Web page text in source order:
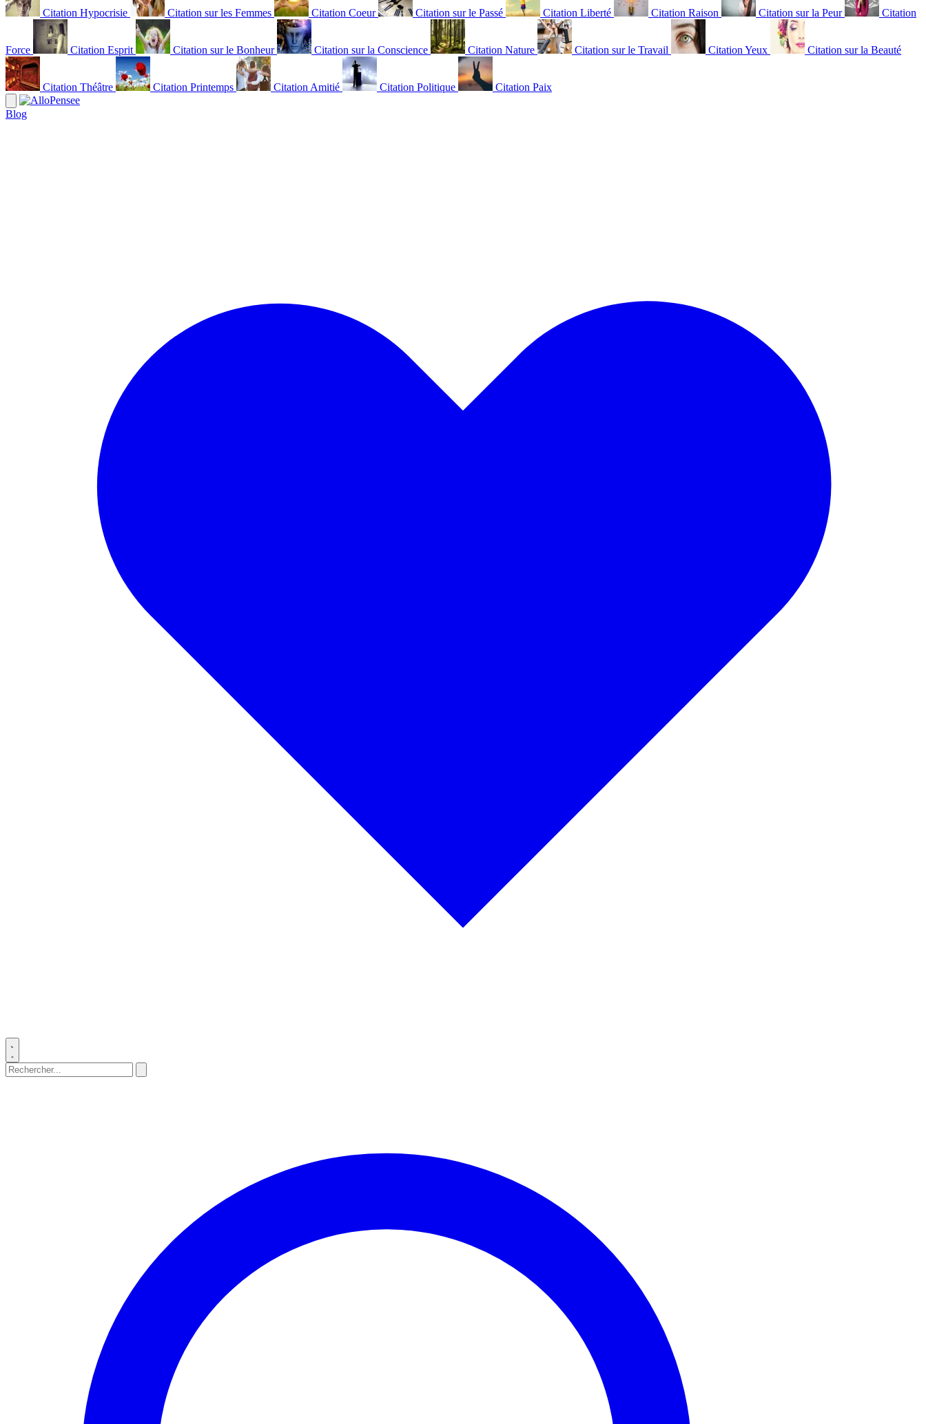
Citation Hypocrisie Citation sur les Femmes Citation Coeur Citation sur le Passé Citation Liberté Citation Raison Citation sur la Peur Citation
Force Citation Esprit Citation sur le Bonheur Citation sur la Conscience Citation Nature Citation sur le Travail Citation Yeux Citation sur la Beauté
Citation Théâtre Citation Printemps Citation Amitié Citation Politique Citation Paix
Blog